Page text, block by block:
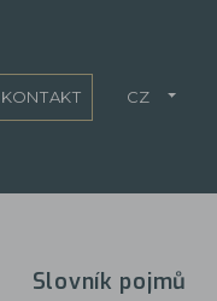
Slovník pojmů
KONTAKT CZ